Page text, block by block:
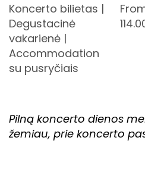
Koncerto bilietas |
Degustacinė
vakarienė |
Accommodation
su pusryčiais
Pilną koncerto dienos
žemiau, prie koncerto